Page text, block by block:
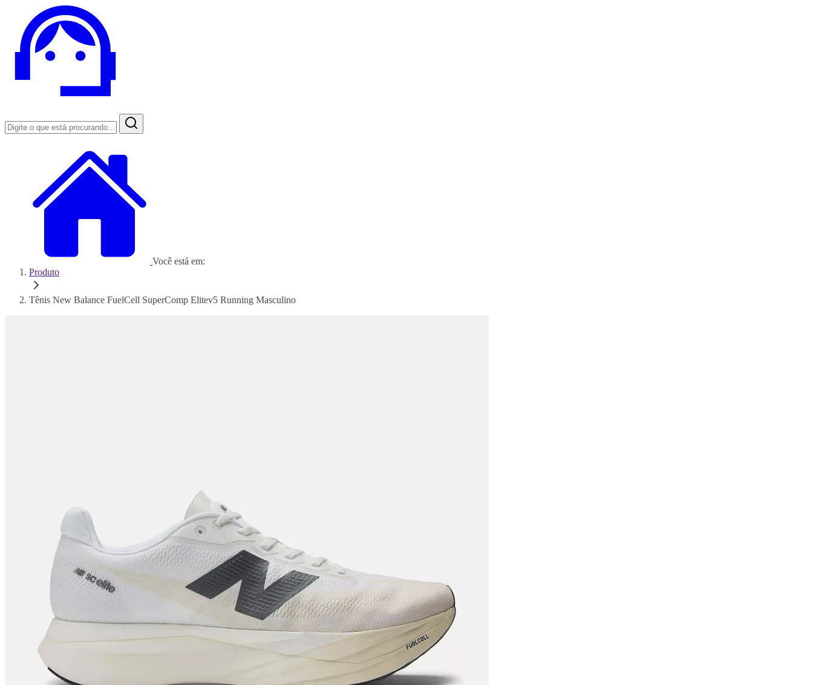
Você está em:
Produto
Tênis New Balance FuelCell SuperComp Elitev5 Running Masculino